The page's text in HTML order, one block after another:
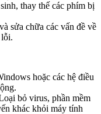
thay thế các phím bị
sửa chữa các vấn đề về
hoặc các hệ điều
bỏ virus, phần mềm
khác khỏi máy tính